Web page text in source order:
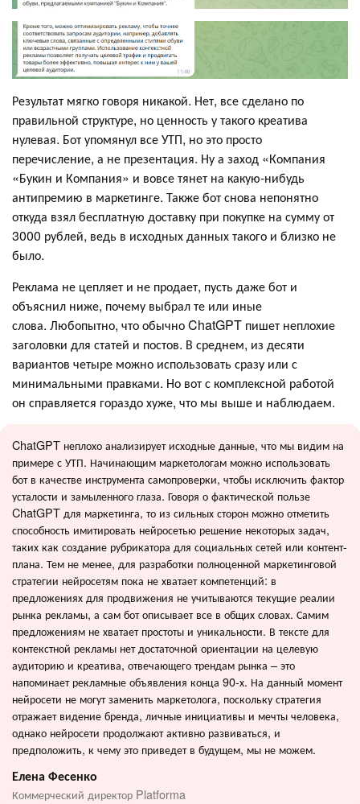
Результат мягко говоря никакой. Нет, все сделано по
правильной структуре, но ценность у такого креатива
нулевая. Бот упомянул все УТП, но это просто
перечисление, а не презентация. Ну а заход «Компания
«Букин и Компания» и вовсе тянет на какую-нибудь
антипремию в маркетинге. Также бот снова непонятно
откуда взял бесплатную доставку при покупке на сумму от
3000 рублей, ведь в исходных данных такого и близко не
было.
Реклама не цепляет и не продает, пусть даже бот и
объяснил ниже, почему выбрал те или иные
слова. Любопытно, что обычно ChatGPT пишет неплохие
заголовки для статей и постов. В среднем, из десяти
вариантов четыре можно использовать сразу или с
минимальными правками. Но вот с комплексной работой
он справляется гораздо хуже, что мы выше и наблюдаем.
ChatGPT неплохо анализирует исходные данные, что мы видим на
примере с УТП. Начинающим маркетологам можно использовать
бот в качестве инструмента самопроверки, чтобы исключить фактор
усталости и замыленного глаза. Говоря о фактической пользе
ChatGPT для маркетинга, то из сильных сторон можно отметить
способность имитировать нейросетью решение некоторых задач,
таких как создание рубрикатора для социальных сетей или контент-
плана. Тем не менее, для разработки полноценной маркетинговой
стратегии нейросетям пока не хватает компетенций: в
предложениях для продвижения не учитываются текущие реалии
рынка рекламы, а сам бот описывает все в общих словах. Самим
предложениям не хватает простоты и уникальности. В тексте для
контекстной рекламы нет достаточной ориентации на целевую
аудиторию и креатива, отвечающего трендам рынка – это
напоминает рекламные объявления конца 90-х. На данный момент
нейросети не могут заменить маркетолога, поскольку стратегия
отражает видение бренда, личные инициативы и мечты человека,
однако нейросети продолжают активно развиваться, и
предположить, к чему это приведет в будущем, мы не можем.
Елена Фесенко
Коммерческий директор Platforma